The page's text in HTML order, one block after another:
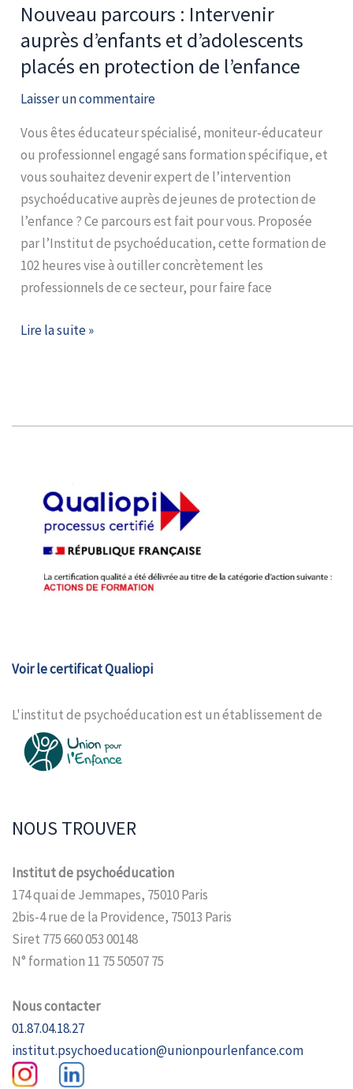
Nouveau parcours : Intervenir
auprès d’enfants et d’adolescents
placés en protection de l’enfance
Laisser un commentaire
Vous êtes éducateur spécialisé, moniteur-éducateur
ou professionnel engagé sans formation spécifique, et
vous souhaitez devenir expert de l’intervention
psychoéducative auprès de jeunes de protection de
l’enfance ? Ce parcours est fait pour vous. Proposée
par l’Institut de psychoéducation, cette formation de
102 heures vise à outiller concrètement les
professionnels de ce secteur, pour faire face
Nouveau
parcours
Intervenir
auprès
d’adolescents
en
de
Lire la suite »
Voir le certificat Qualiopi
L'institut de psychoéducation est un établissement de
NOUS TROUVER
Institut de psychoéducation
174 quai de Jemmapes, 75010 Paris
2bis-4 rue de la Providence, 75013 Paris
Siret 775 660 053 00148
N° formation 11 75 50507 75
Nous contacter
01.87.04.18.27
institut.psychoeducation@unionpourlenfance.com